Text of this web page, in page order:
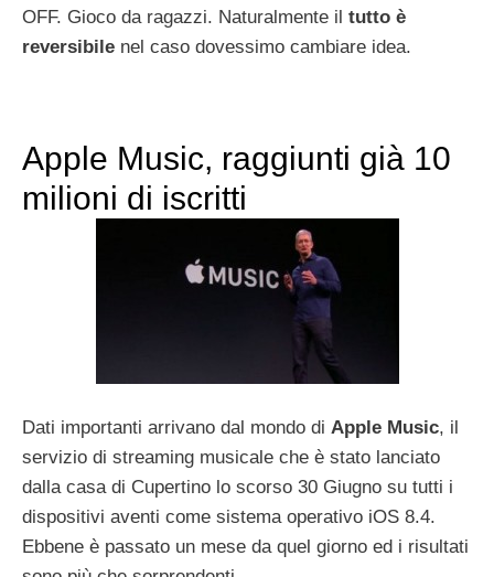
OFF. Gioco da ragazzi. Naturalmente il tutto è
reversibile nel caso dovessimo cambiare idea.
Apple Music, raggiunti già 10
milioni di iscritti
Dati importanti arrivano dal mondo di Apple Music, il
servizio di streaming musicale che è stato lanciato
dalla casa di Cupertino lo scorso 30 Giugno su tutti i
dispositivi aventi come sistema operativo iOS 8.4.
Ebbene è passato un mese da quel giorno ed i risultati